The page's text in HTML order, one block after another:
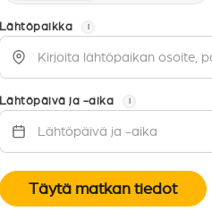
Lähtöpaikka i
Lähtöpäivä ja -aika i
Täytä matkan tiedot